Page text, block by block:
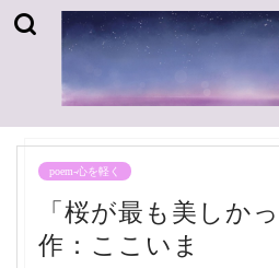
poem-心を軽く
「桜が最も美しか
作：ここいま